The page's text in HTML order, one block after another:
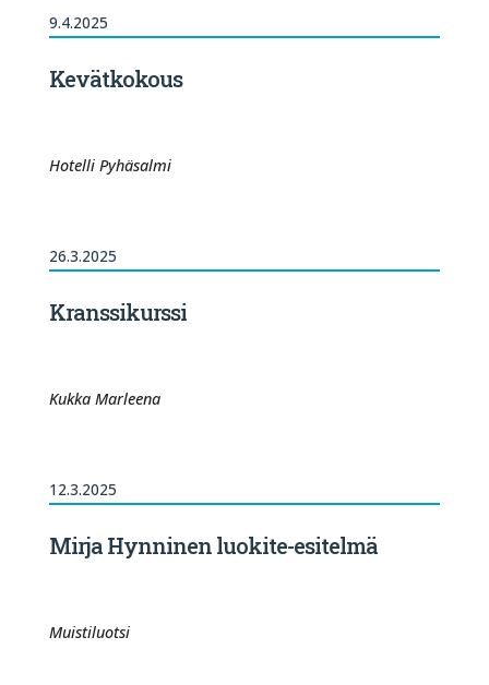
9.4.2025
Kevätkokous
Hotelli Pyhäsalmi
26.3.2025
Kranssikurssi
Kukka Marleena
12.3.2025
Mirja Hynninen luokite-esitelmä
Muistiluotsi